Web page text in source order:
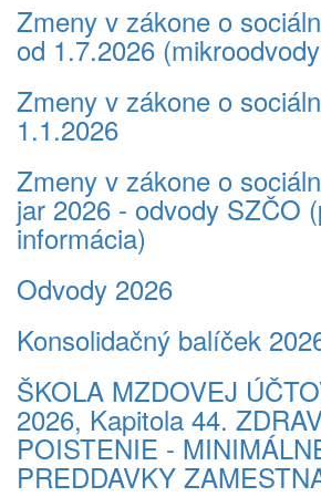
Zmeny v zákone o
od 1.7.2026
Zmeny v zákone o
1.1.2026
Zmeny v zákone o
jar 2026 - odvody SZČO
informácia)
Odvody 2026
Konsolidačný balíček
ŠKOLA MZDOVEJ
2026, Kapitola 44.
POISTENIE -
PREDDAVKY